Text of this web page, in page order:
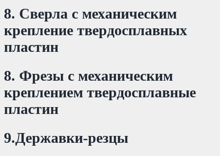
8. Сверла с механическим
крепление твердосплавных
пластин
8. Фрезы с механическим
креплением твердосплавные
пластин
9.Державки-резцы